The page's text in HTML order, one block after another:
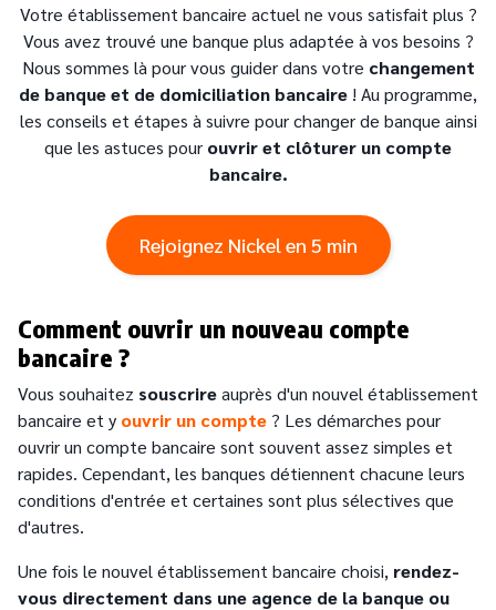
Votre établissement bancaire actuel ne vous satisfait plus ?
Vous avez trouvé une banque plus adaptée à vos besoins ?
Nous sommes là pour vous guider dans votre changement
de banque et de domiciliation bancaire ! Au programme,
les conseils et étapes à suivre pour changer de banque ainsi
que les astuces pour ouvrir et clôturer un compte
bancaire.
Rejoignez Nickel en 5 min
Comment ouvrir un nouveau compte
bancaire ?
Vous souhaitez souscrireauprès d'un nouvel établissement
bancaire et y ouvrir un compte ? Les démarches pour
ouvrir un compte bancaire sont souvent assez simples et
rapides. Cependant, les banques détiennent chacune leurs
conditions d'entrée et certaines sont plus sélectives que
d'autres.
Une fois le nouvel établissement bancaire choisi, rendez-
vous directement dans une agence de la banque ou